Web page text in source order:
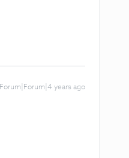
Forum|Forum|4 years ago